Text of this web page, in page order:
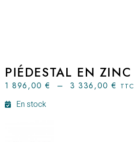
PIÉDESTAL EN ZINC
1 896,00€ – 3 336,00€ TTC
En stock